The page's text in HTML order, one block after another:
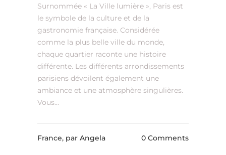
Surnommée « La Ville lumière », Paris est
le symbole de la culture et de la
gastronomie française. Considérée
comme la plus belle ville du monde,
chaque quartier raconte une histoire
différente. Les différents arrondissements
parisiens dévoilent également une
ambiance et une atmosphère singulières.
Vous...
France, par Angela 0 Comments